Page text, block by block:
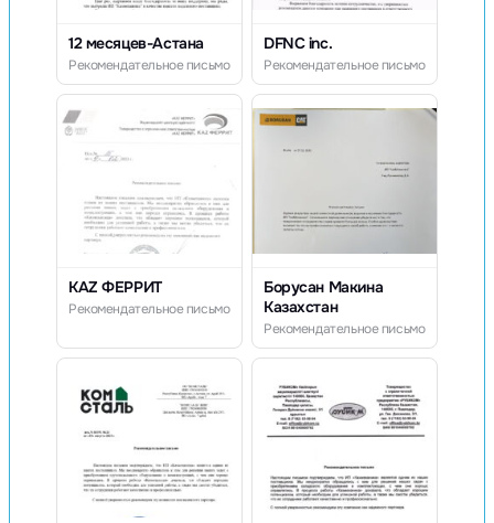
12 месяцев-Астана
Рекомендательное письмо
DFNC inc.
Рекомендательное письмо
KAZ ФЕРРИТ
Рекомендательное письмо
Борусан Макина
Казахстан
Рекомендательное письмо